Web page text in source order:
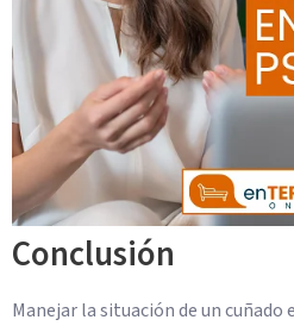
Conclusión
Manejar la situación de un cuñado